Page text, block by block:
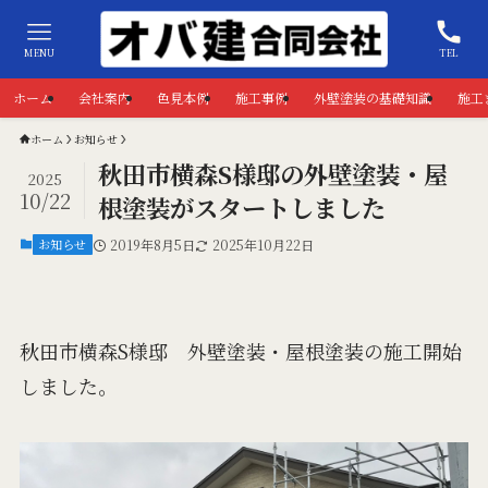
TEL
MENU
ホーム 会社案内 色見本例 施工事例 外壁塗装の基礎知識 施工
ホーム お知らせ
秋田市横森S様邸の外壁塗装・屋
根塗装がスタートしました
2025
10/22
お知らせ 2019年8月5日 2025年10月22日
秋田市横森S様邸 外壁塗装・屋根塗装の施工開始
しました。